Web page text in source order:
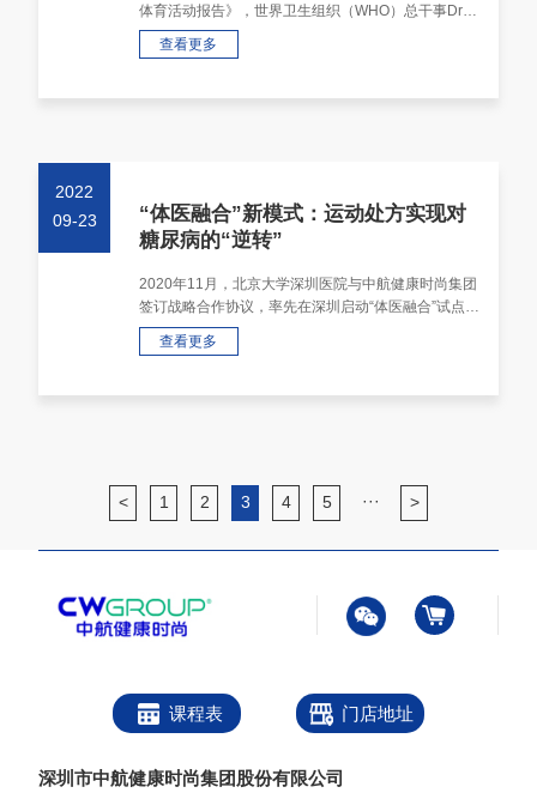
体育活动报告》，世界卫生组织（WHO）总干事Dr
Tedros Adhanom Ghebreyesus，体育活动单元负···
查看更多
2022
09-23
“体医融合”新模式：运动处方实现对
糖尿病的“逆转”
2020年11月，北京大学深圳医院与中航健康时尚集团
签订战略合作协议，率先在深圳启动“体医融合”试点工
程，围绕“糖尿病的运动促进健康管理”进行了联合研
究。结果表明运动处方···
查看更多
< 1 2 3 4 5 ··· >
课程表 门店地址
深圳市中航健康时尚集团股份有限公司